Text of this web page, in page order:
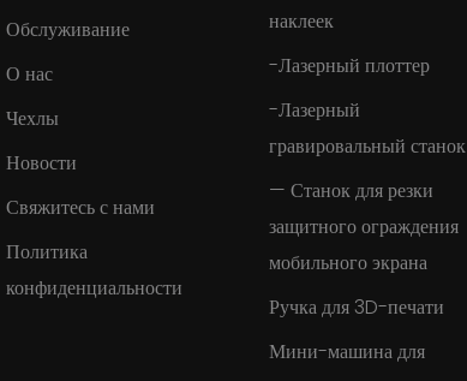
Обслуживание
О нас
Чехлы
Новости
Свяжитесь с нами
Политика
конфиденциальности
наклеек
-Лазерный плоттер
-Лазерный
гравировальный станок
— Станок для резки
защитного ограждения
мобильного экрана
Ручка для 3D-печати
Мини-машина для